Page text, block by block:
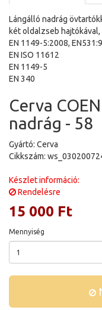
Lángálló nadrág
két oldalzseb
EN 1149-5:2008,
EN ISO 11612
EN 1149-5
EN 340
Cerva
nadrág - 58
Gyártó: Cerva
Cikkszám:
Készlet információ:
Rendelésre
15 000 Ft
Mennyiség